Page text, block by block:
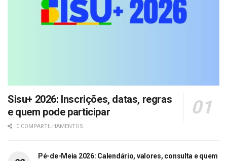
Sisu+ 2026: Inscrições, datas, regras
e quem pode participar
0 COMPARTILHAMENTOS
Pé-de-Meia 2026: Calendário, valores, consulta e quem